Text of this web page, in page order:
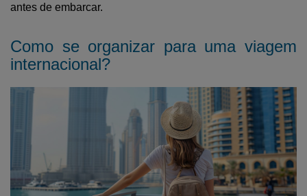
antes de embarcar.
Como se organizar para uma viagem
internacional?